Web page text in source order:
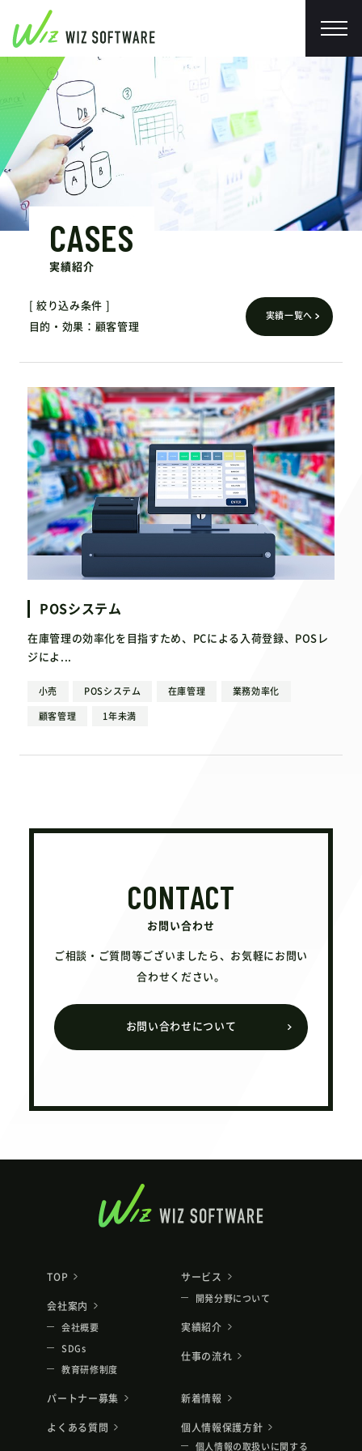
CASES
実績紹介
絞り込み条件
目的・効果
顧客管理
実績一覧へ
POSシステム
在庫管理の効率化を目指すため、PCによる入荷登録、POSレ
ジによ...
小売 POSシステム 在庫管理 業務効率化
顧客管理 1年未満
CONTACT
お問い合わせ
ご相談・ご質問等ございましたら、お気軽にお問い
合わせください。
お問い合わせについて
TOP
会社案内
会社概要
SDGs
教育研修制度
サービス
開発分野について
実績紹介
仕事の流れ
パートナー募集
よくある質問
新着情報
個人情報保護方針
個人情報の取扱いに関する